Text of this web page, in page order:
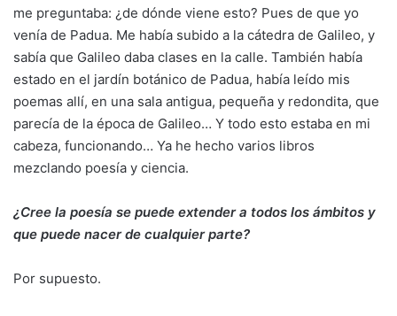
me preguntaba: ¿de dónde viene esto? Pues de que yo
venía de Padua. Me había subido a la cátedra de Galileo, y
sabía que Galileo daba clases en la calle. También había
estado en el jardín botánico de Padua, había leído mis
poemas allí, en una sala antigua, pequeña y redondita, que
parecía de la época de Galileo… Y todo esto estaba en mi
cabeza, funcionando… Ya he hecho varios libros
mezclando poesía y ciencia.
¿Cree la poesía se puede extender a todos los ámbitos y
que puede nacer de cualquier parte?
Por supuesto.